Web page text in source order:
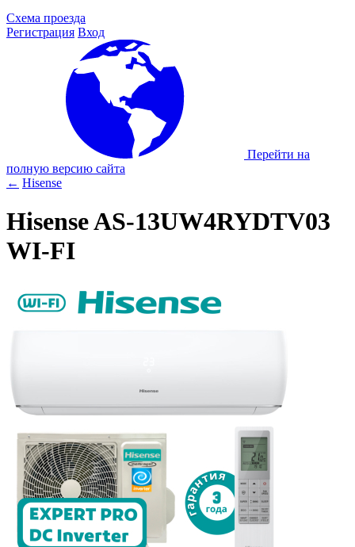
Схема проезда
Регистрация Вход
Перейти на
полную версию сайта
← Hisense
Hisense AS-13UW4RYDTV03
WI-FI